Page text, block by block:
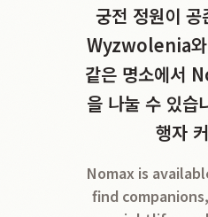
궁전 정원이
Wyzwolenia
같은 명소에서
을 나눌 수 있습
행자
Nomax is
find